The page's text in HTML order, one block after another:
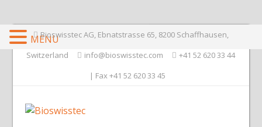
Bioswisstec AG, Ebnatstrasse 65, 8200 Schaffhausen,
Switzerland
info@bioswisstec.com
+41 52 620 33 44
| Fax +41 52 620 33 45
MENU